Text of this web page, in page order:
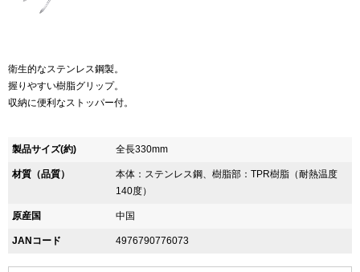
衛生的なステンレス鋼製。
握りやすい樹脂グリップ。
収納に便利なストッパー付。
製品サイズ(約) 全長330mm
材質（品質）
本体：ステンレス鋼、樹脂部：TPR樹脂（耐熱温度
140度）
原産国 中国
JANコード 4976790776073